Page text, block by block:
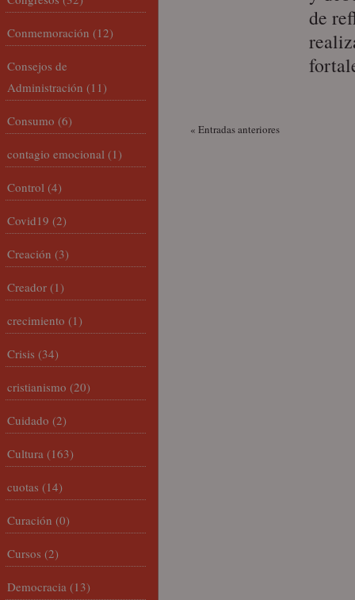
de
« Entradas anteriores
Conmemoración (12)
Consejos de
Administración (11)
Consumo (6)
contagio emocional (1)
Control (4)
Covid19 (2)
Creación (3)
Creador (1)
crecimiento (1)
Crisis (34)
cristianismo (20)
Cuidado (2)
Cultura (163)
cuotas (14)
Curación (0)
Cursos (2)
Democracia (13)